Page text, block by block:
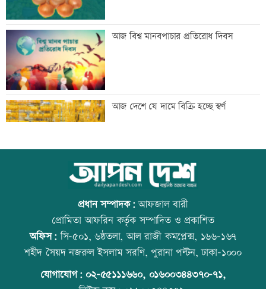
মেঘনার ভাঙনরোধে জিও ব্যাগ প্রকল্পে
অনিয়ম, এলাকাবাসীর মানববন্ধন
বাংলাদেশি পাঁচ হাজার কৃষি শ্রমিক নেবে
ওমান
স্বর্ণ খাতকে আনুষ্ঠানিক কাঠামোয় আনছে
সরকার, মতামত চাইল মন্ত্রণালয়
গবেষণা-দক্ষতা উন্নয়নে বাংলাদেশ-অস্ট্রেলিয়ার
নতুন উদ্যোগ
আজ বিশ্ব মানবপাচার প্রতিরোধ দিবস
আজ দেশে যে দামে বিক্রি হচ্ছে স্বর্ণ
আজ বিশ্ব বন্ধু দিবস
প্রতিমন্ত্রীকে ঘিরে ভাইরাল ভিডিওতে ছবি
জুড়ে অপপ্রচার: এলিন
প্রধান সম্পাদক:আফজাল বারী
প্রোমিতা আফরিন কর্তৃক সম্পাদিত ও প্রকাশিত
অফিস:সি-৫০১, ৬ষ্ঠতলা, আল রাজী কমপ্লেক্স, ১৬৬-১৬৭
শহীদ সৈয়দ নজরুল ইসলাম সরণি, পুরানা পল্টন, ঢাকা-১০০০
যোগাযোগ: ০২-৫৫১১১৬৬০, ০১৬০০৩৪৪৩৭০-৭১,